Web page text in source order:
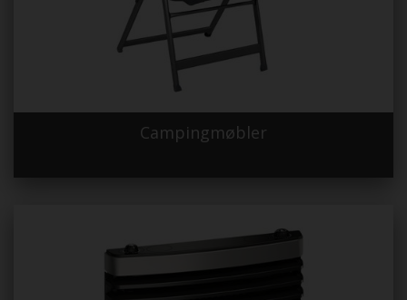
Campingmøbler